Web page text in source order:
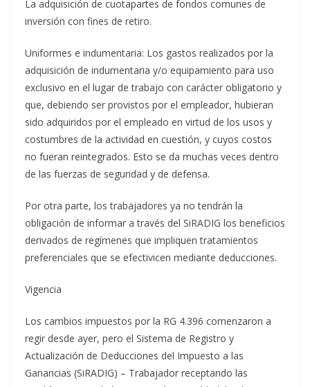
La adquisición de cuotapartes de fondos comunes de
inversión con fines de retiro.
Uniformes e indumentaria: Los gastos realizados por la
adquisición de indumentaria y/o equipamiento para uso
exclusivo en el lugar de trabajo con carácter obligatorio y
que, debiendo ser provistos por el empleador, hubieran
sido adquiridos por el empleado en virtud de los usos y
costumbres de la actividad en cuestión, y cuyos costos
no fueran reintegrados. Esto se da muchas veces dentro
de las fuerzas de seguridad y de defensa.
Por otra parte, los trabajadores ya no tendrán la
obligación de informar a través del SiRADIG los beneficios
derivados de regímenes que impliquen tratamientos
preferenciales que se efectivicen mediante deducciones.
Vigencia
Los cambios impuestos por la RG 4.396 comenzaron a
regir desde ayer, pero el Sistema de Registro y
Actualización de Deducciones del Impuesto a las
Ganancias (SiRADIG) – Trabajador receptando las